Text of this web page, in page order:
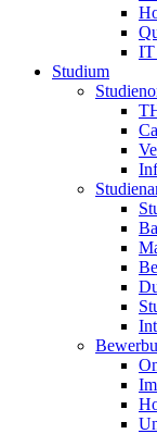
IT
Studium